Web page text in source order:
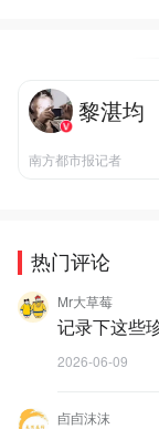
黎湛均
南方都市报记者
热门评论
Mr大草莓
记录下这些
2026-06-09
卣卣沫沫